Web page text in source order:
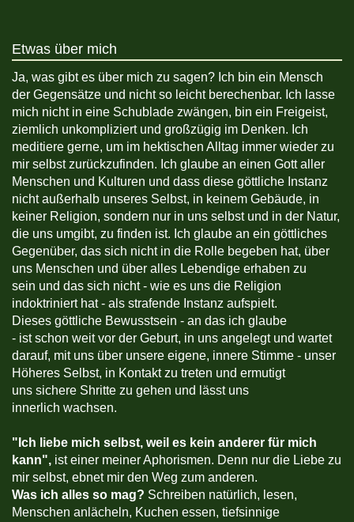
Etwas über mich
Ja, was gibt es über mich zu sagen? Ich bin ein Mensch
der Gegensätze und nicht so leicht berechenbar. Ich lasse
mich nicht in eine Schublade zwängen, bin ein Freigeist,
ziemlich unkompliziert und großzügig im Denken. Ich
meditiere gerne, um im hektischen Alltag immer wieder zu
mir selbst zurückzufinden. Ich glaube an einen Gott aller
Menschen und Kulturen und dass diese göttliche Instanz
nicht außerhalb unseres Selbst, in keinem Gebäude, in
keiner Religion, sondern nur in uns selbst und in der Natur,
die uns umgibt, zu finden ist. Ich glaube an ein göttliches
Gegenüber, das sich nicht in die Rolle begeben hat, über
uns Menschen und über alles Lebendige erhaben zu
sein und das sich nicht - wie es uns die Religion
indoktriniert hat - als strafende Instanz aufspielt.
Dieses göttliche Bewusstsein - an das ich glaube
- ist schon weit vor der Geburt, in uns angelegt und wartet
darauf, mit uns über unsere eigene, innere Stimme - unser
Höheres Selbst, in Kontakt zu treten und ermutigt
uns sichere Shritte zu gehen und lässt uns
innerlich wachsen.
" Ich liebe mich selbst, weil es kein anderer für mich
kann", ist einer meiner Aphorismen. Denn nur die Liebe zu
mir selbst, ebnet mir den Weg zum anderen.
Was ich alles so mag? Schreiben natürlich, lesen,
Menschen anlächeln, Kuchen essen, tiefsinnige